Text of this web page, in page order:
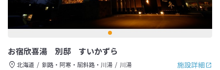
お宿欣喜湯 別邸 すいかずら
施設詳細
北海道 釧路・阿寒・屈斜路・川湯
川湯